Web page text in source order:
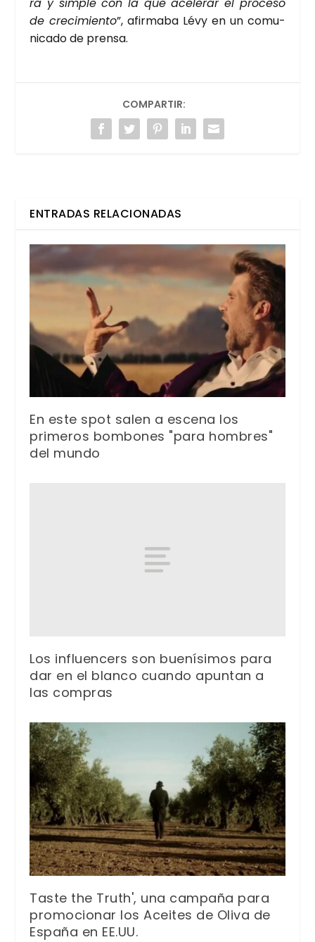
de cre­ci­mien­to”, afir­ma­ba Lévy en un comu­
ni­ca­do de pren­sa.
COMPARTIR:
ENTRADAS RELACIONADAS
En este spot salen a escena los
primeros bombones "para hombres"
del mundo
Los influencers son buenísimos para
dar en el blanco cuando apuntan a
las compras
Taste the Truth', una campaña para
promocionar los Aceites de Oliva de
España en EE.UU.